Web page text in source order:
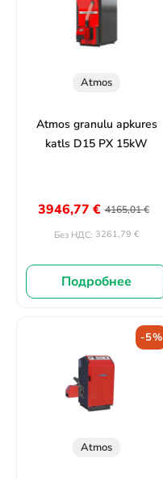
Atmos
Atmos granulu apkures
katls D15 PX 15kW
4165,01€
3946,77 €
Без НДС: 3261,79 €
Подробнее
-5%
Atmos